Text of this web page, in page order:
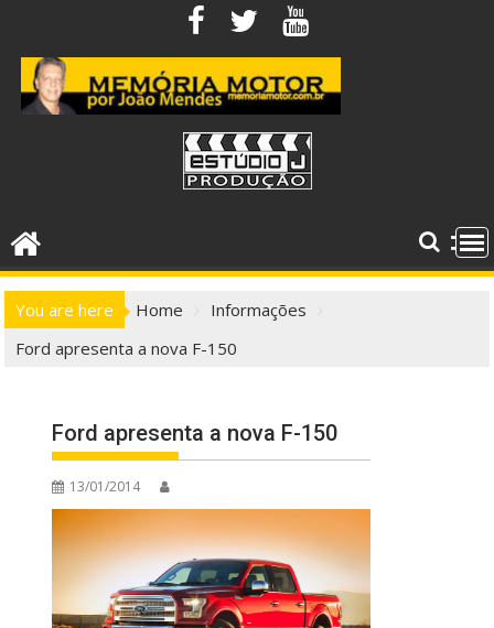
content
You are here Home
Informações
Ford apresenta a nova F-150
Ford apresenta a nova F-150
13/01/2014